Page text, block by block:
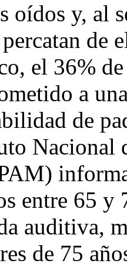
oídos y, al
de
el 36% de
a
de
Nacional
entre 65 y
auditiva,
de 75